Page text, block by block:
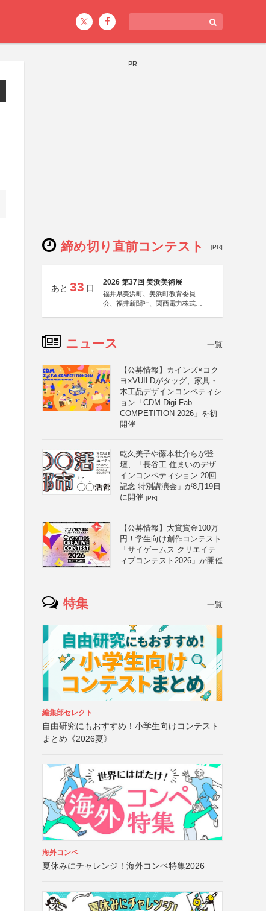
PR
締め切り直前コンテスト [PR]
あと 33 日
2026 第37回 美浜美術展
福井県美浜町、美浜町教育委員
会、福井新聞社、関西電力株式会
ニュース 一覧
【公募情報】カインズ×コク
ヨ×VUILDがタッグ、家具・
木工品デザインコンペティシ
ョン「CDM Digi Fab
COMPETITION 2026」を初
開催
乾久美子や藤本壮介らが登
壇、「長谷工 住まいのデザ
インコンペティション 20回
記念 特別講演会」が8月19日
に開催 [PR]
【公募情報】大賞賞金100万
円！学生向け創作コンテスト
「サイゲームス クリエイテ
ィブコンテスト2026」が開催
特集 一覧
編集部セレクト
自由研究にもおすすめ！小学生向けコンテスト
まとめ《2026夏》
海外コンペ
夏休みにチャレンジ！海外コンペ特集2026